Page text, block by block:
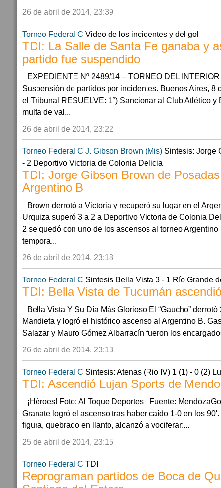
26 de abril de 2014, 23:39
Torneo Federal C Video de los incidentes y del gol
TDI: La Salle de Santa Fe ganaba y
partido fue suspendido
EXPEDIENTE Nº 2489/14 – TORNEO DEL
Suspensión de partidos por incidentes. Buenos Aires, 8
el Tribunal RESUELVE: 1°) Sancionar al Club Atlético y
multa de val...
26 de abril de 2014, 23:22
Torneo Federal C J. Gibson Brown (Mis) Sintesis: Jorge
- 2 Deportivo Victoria de Colonia Delicia
TDI: Jorge Gibson Brown de
Argentino B
Brown derrotó a Victoria y recuperó su lugar en el
Urquiza superó 3 a 2 a Deportivo Victoria de Colonia
2 se quedó con uno de los ascensos al torneo
tempora...
26 de abril de 2014, 23:18
Torneo Federal C Sintesis Bella Vista 3 - 1 Río Grande
TDI: Bella Vista de Tucumán
Bella Vista Y Su Día Más Glorioso El “Gaucho”
Mandieta y logró el histórico ascenso al Argentino B.
Salazar y Mauro Gómez Albarracín fueron los
26 de abril de 2014, 23:13
Torneo Federal C Sintesis: Atenas (Rio IV) 1 (1) - 0 (2)
TDI: Ascendió Lujan Sports de
¡Héroes! Foto: Al Toque Deportes Fuente:
Granate logró el ascenso tras haber caído 1-0 en los 90'.
figura, quebrado en llanto, alcanzó a vociferar:...
25 de abril de 2014, 23:15
Torneo Federal C TDI
Reprograman partidos de Boca de